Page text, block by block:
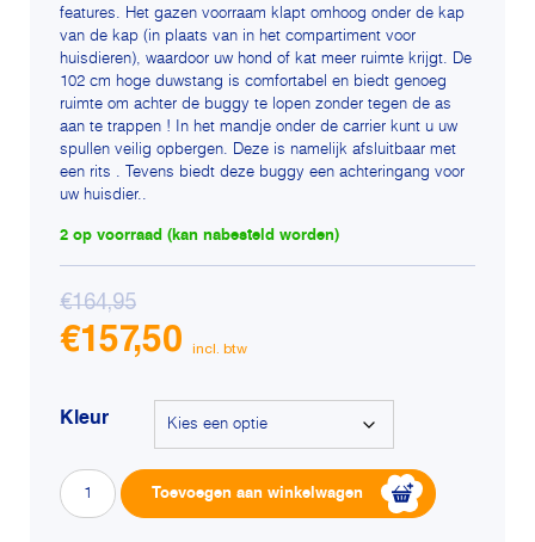
features. Het gazen voorraam klapt omhoog onder de kap
van de kap (in plaats van in het compartiment voor
huisdieren), waardoor uw hond of kat meer ruimte krijgt. De
102 cm hoge duwstang is comfortabel en biedt genoeg
ruimte om achter de buggy te lopen zonder tegen de as
aan te trappen ! In het mandje onder de carrier kunt u uw
spullen veilig opbergen. Deze is namelijk afsluitbaar met
een rits . Tevens biedt deze buggy een achteringang voor
uw huisdier..
2 op voorraad (kan nabesteld worden)
€164,95
€157,50
Kleur
Wandelwagen
Honden-
Toevoegen aan winkelwagen